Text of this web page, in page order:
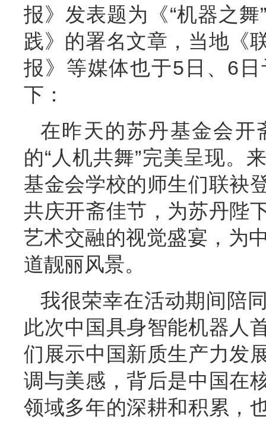
报》发表题为《“机器之
践》的署名文章，当地《
报》等媒体也于5日、6
下：
在昨天的苏丹基金会开
的“人机共舞”完美呈现。
基金会学校的师生们联袂
共庆开斋佳节，为苏丹陛
艺术交融的视觉盛宴，为
道靓丽风景。
我很荣幸在活动期间陪
此次中国具身智能机器人
们展示中国新质生产力发
调与美感，背后是中国在
领域多年的深耕和积累，